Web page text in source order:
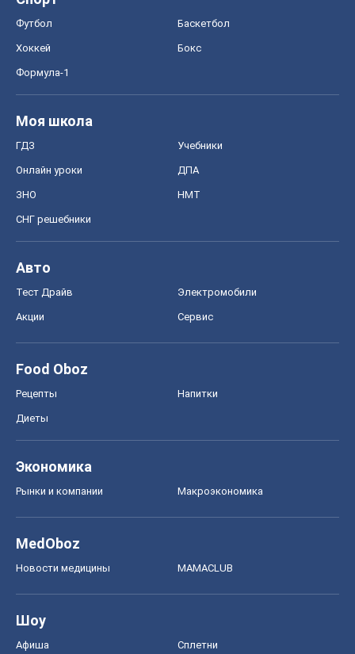
Футбол Баскетбол
Хоккей Бокс
Формула-1
Моя школа
ГДЗ Учебники
Онлайн уроки ДПА
ЗНО НМТ
СНГ решебники
Авто
Тест Драйв Электромобили
Акции Сервис
Food Oboz
Рецепты Напитки
Диеты
Экономика
Рынки и компании Mакроэкономика
MedOboz
Новости медицины MAMACLUB
Шоу
Афиша Сплетни